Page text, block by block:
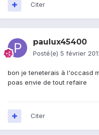
Citer
paulux45400
Posté(e) 5 février
bon je teneterais à l'occasd
poas envie de tout refaire
Citer